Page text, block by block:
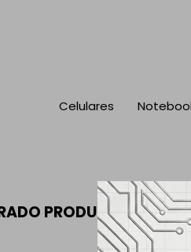
Celulares
PRODUCTOS